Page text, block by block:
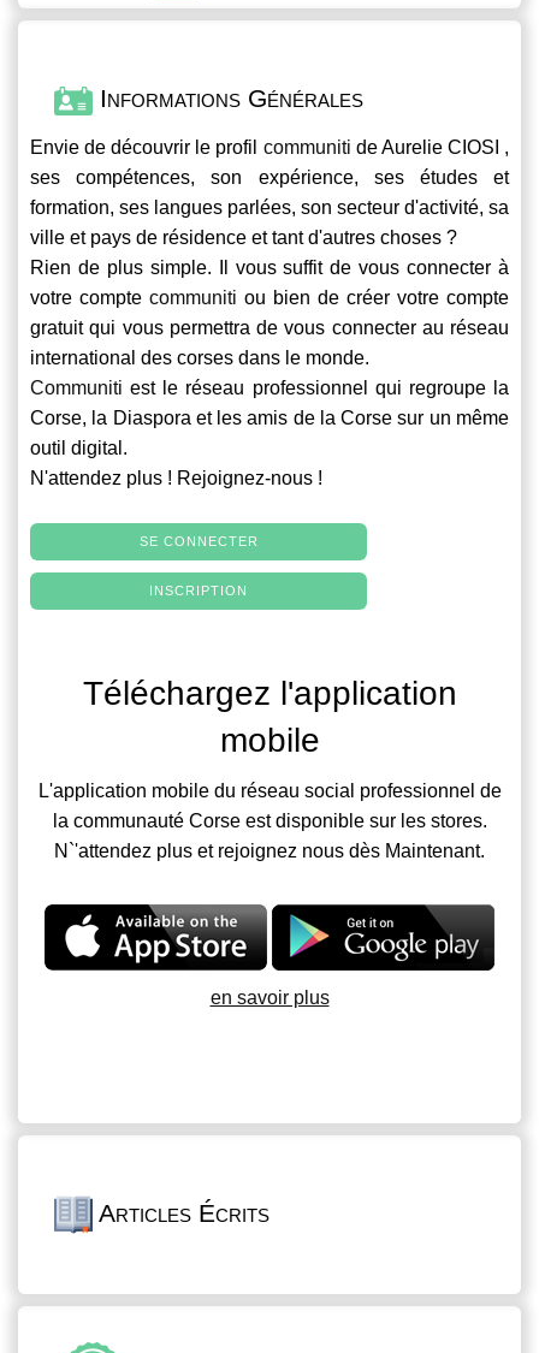
Informations Générales
Envie de découvrir le profil communiti de Aurelie CIOSI ,
ses compétences, son expérience, ses études et
formation, ses langues parlées, son secteur d'activité, sa
ville et pays de résidence et tant d'autres choses ?
Rien de plus simple. Il vous suffit de vous connecter à
votre compte communiti ou bien de créer votre compte
gratuit qui vous permettra de vous connecter au réseau
international des corses dans le monde.
Communiti est le réseau professionnel qui regroupe la
Corse, la Diaspora et les amis de la Corse sur un même
outil digital.
N'attendez plus ! Rejoignez-nous !
SE CONNECTER
INSCRIPTION
Téléchargez l'application
mobile
L'application mobile du réseau social professionnel de
la communauté Corse est disponible sur les stores.
N`'attendez plus et rejoignez nous dès Maintenant.
en savoir plus
Articles Écrits